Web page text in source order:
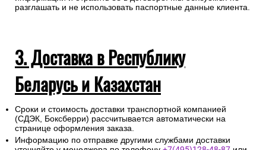
разглашать и не использовать паспортные данные клиента.
3. Доставка в Республику
Беларусь и Казахстан
Сроки и стоимость доставки транспортной компанией
(СДЭК, Боксберри) рассчитывается автоматически на
странице оформления заказа.
Информацию по отправке другими службами доставки